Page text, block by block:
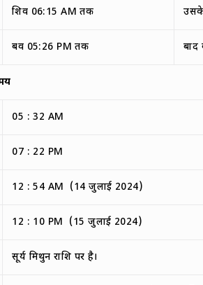
शिव 06:15 AM तक उसके
बव 05:26 PM तक बाद
05 : 32 AM
07 : 22 PM
12 : 54 AM (14 जुलाई 2024)
12 : 10 PM (15 जुलाई 2024)
सूर्य मिथुन राशि पर है।